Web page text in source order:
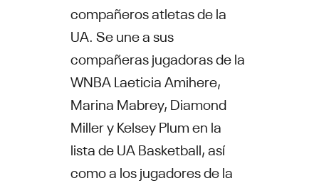
compañeros atletas de la
UA. Se une a sus
compañeras jugadoras de la
WNBA Laeticia Amihere,
Marina Mabrey, Diamond
Miller y Kelsey Plum en la
lista de UA Basketball, así
como a los jugadores de la